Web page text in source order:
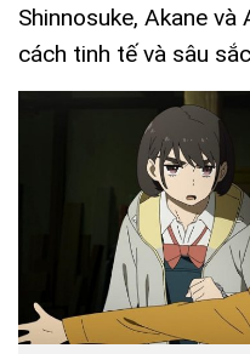
Shinnosuke, Akane
cách tinh tế và sâu